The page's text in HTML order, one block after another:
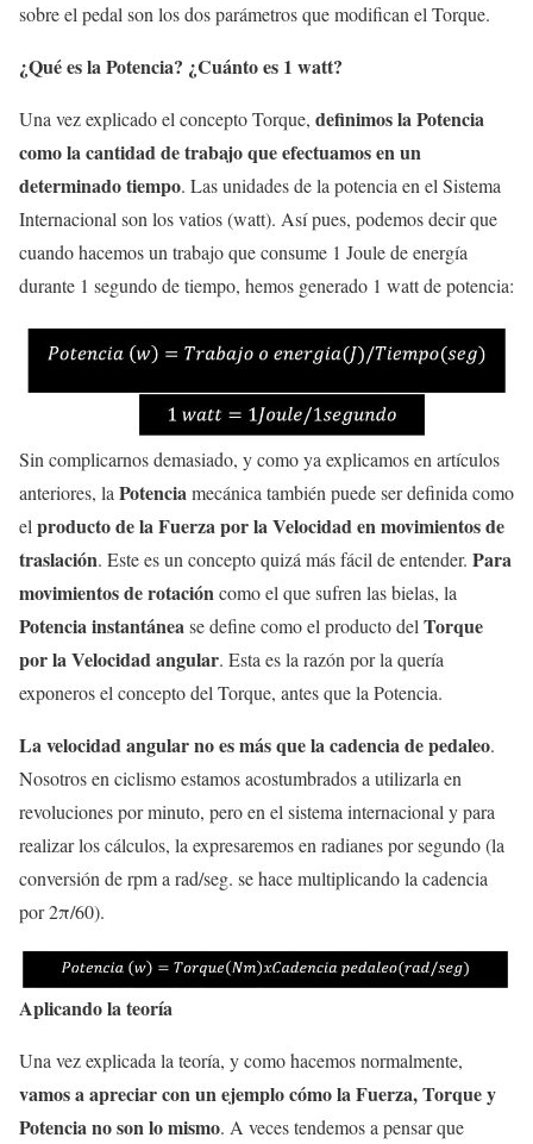
sobre el pedal son los dos parámetros que modifican el Torque.
¿Qué es la Potencia? ¿Cuánto es 1 watt?
Una vez explicado el concepto Torque, definimos la Potencia
como la cantidad de trabajo que efectuamos en un
determinado tiempo. Las unidades de la potencia en el Sistema
Internacional son los vatios (watt). Así pues, podemos decir que
cuando hacemos un trabajo que consume 1 Joule de energía
durante 1 segundo de tiempo, hemos generado 1 watt de potencia:
Sin complicarnos demasiado, y como ya explicamos en artículos
anteriores, la Potenciamecánica también puede ser definida como
el producto de la Fuerza por la Velocidad en movimientos de
traslación. Este es un concepto quizá más fácil de entender. Para
movimientos de rotacióncomo el que sufren las bielas, la
Potencia instantánease define como el producto del Torque
por la Velocidad angular. Esta es la razón por la quería
exponeros el concepto del Torque, antes que la Potencia.
La velocidad angular no es más que la cadencia de pedaleo.
Nosotros en ciclismo estamos acostumbrados a utilizarla en
revoluciones por minuto, pero en el sistema internacional y para
realizar los cálculos, la expresaremos en radianes por segundo (la
conversión de rpm a rad/seg. se hace multiplicando la cadencia
por 2π/60).
Aplicando la teoría
Una vez explicada la teoría, y como hacemos normalmente,
vamos a apreciar con un ejemplo cómo la Fuerza, Torque y
Potencia no son lo mismo. A veces tendemos a pensar que